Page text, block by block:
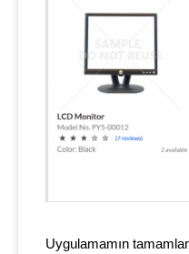
Uygulamamın